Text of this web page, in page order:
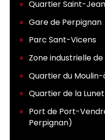
Quartier Saint-Jean
Gare de Perpignan
Parc Sant-Vicens
Zone industrielle
Quartier du
Quartier de la
Port de Port-
Perpignan)